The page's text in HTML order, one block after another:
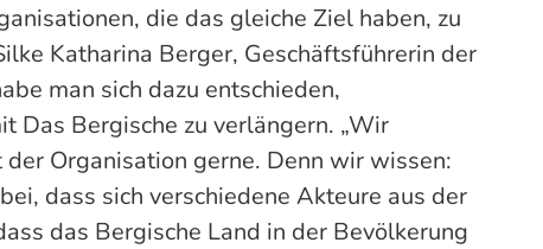
die das gleiche Ziel haben, zu
Katharina Berger, Geschäftsführerin der
man sich dazu entschieden,
Das Bergische zu verlängern. „Wir
Organisation gerne. Denn wir wissen:
dass sich verschiedene Akteure aus der
das Bergische Land in der Bevölkerung